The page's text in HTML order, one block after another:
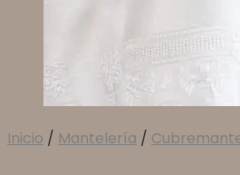
Inicio / Mantelería /